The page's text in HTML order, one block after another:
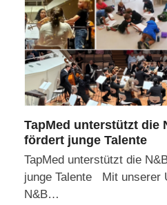
TapMed unterstützt die
fördert junge Talente
TapMed unterstützt die
junge Talente Mit unserer
N&B…